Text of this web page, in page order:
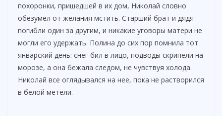
похоронки, пришедшей в их дом, Николай словно
обезумел от желания мстить. Старший брат и дядя
погибли один за другим, и никакие уговоры матери не
могли его удержать. Полина до сих пор помнила тот
январский день: снег бил в лицо, подводы скрипели на
морозе, а она бежала следом, не чувствуя холода.
Николай все оглядывался на нее, пока не растворился
в белой метели.